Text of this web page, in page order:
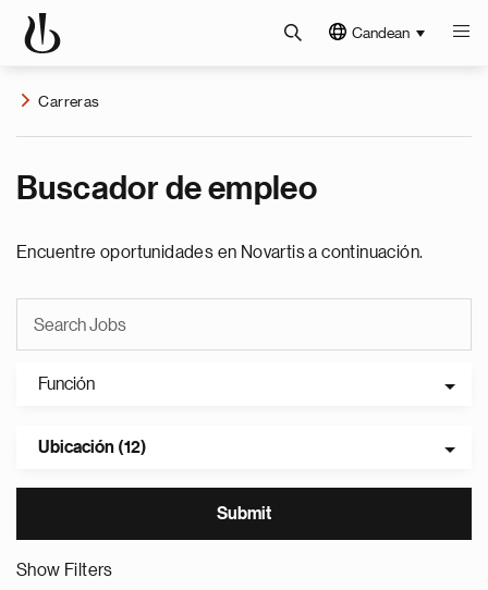
Candean
Carreras
Buscador de empleo
Encuentre oportunidades en Novartis a continuación.
Función
Ubicación (12)
Show Filters